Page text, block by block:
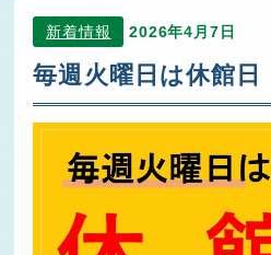
新着情報 2026年4月7日
毎週火曜日は休館日